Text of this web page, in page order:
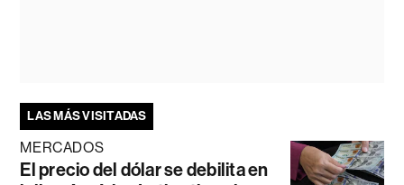
LAS MÁS VISITADAS
MERCADOS
El precio del dólar se debilita en